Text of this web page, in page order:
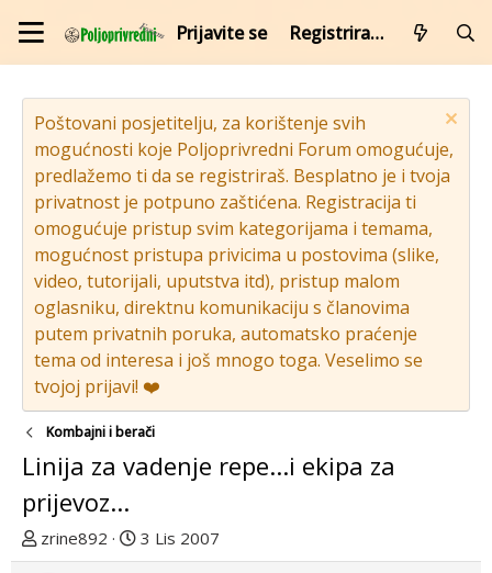
Prijavite se Registrirajte se
Poštovani posjetitelju, za korištenje svih
mogućnosti koje Poljoprivredni Forum omogućuje,
predlažemo ti da se registriraš. Besplatno je i tvoja
privatnost je potpuno zaštićena. Registracija ti
omogućuje pristup svim kategorijama i temama,
mogućnost pristupa privicima u postovima (slike,
video, tutorijali, uputstva itd), pristup malom
oglasniku, direktnu komunikaciju s članovima
putem privatnih poruka, automatsko praćenje
tema od interesa i još mnogo toga. Veselimo se
tvojoj prijavi! ❤️
Kombajni i berači
Linija za vadenje repe...i ekipa za
prijevoz...
T
e
zrine892
D
a
3 Lis 2007